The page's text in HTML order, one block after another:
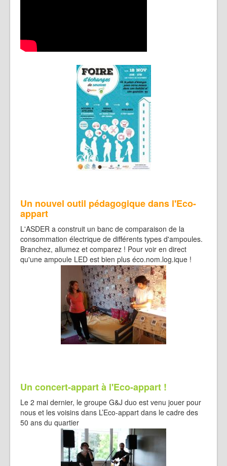
Un nouvel outil pédagogique dans l'Eco-
appart
L'ASDER a construit un banc de comparaison de la
consommation électrique de différents types d'ampoules.
Branchez, allumez et comparez ! Pour voir en direct
qu'une ampoule LED est bien plus éco.nom.log.ique !
Un concert-appart à l'Eco-appart !
Le 2 mai dernier, le groupe G&J duo est venu jouer pour
nous et les voisins dans L’Eco-appart dans le cadre des
50 ans du quartier